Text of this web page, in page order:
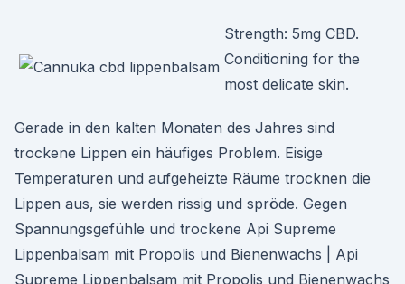
Strength: 5mg CBD.
Conditioning for the
most delicate skin.
Gerade in den kalten Monaten des Jahres sind
trockene Lippen ein häufiges Problem. Eisige
Temperaturen und aufgeheizte Räume trocknen die
Lippen aus, sie werden rissig und spröde. Gegen
Spannungsgefühle und trockene Api Supreme
Lippenbalsam mit Propolis und Bienenwachs | Api
Supreme Lippenbalsam mit Propolis und Bienenwachs